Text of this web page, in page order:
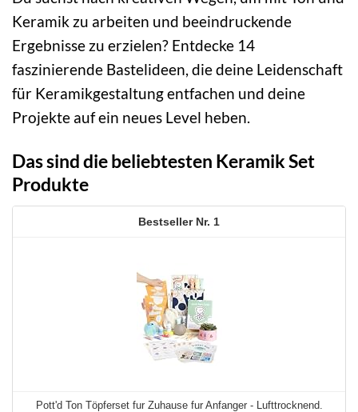
Keramik zu arbeiten und beeindruckende
Ergebnisse zu erzielen? Entdecke 14
faszinierende Bastelideen, die deine Leidenschaft
für Keramikgestaltung entfachen und deine
Projekte auf ein neues Level heben.
Das sind die beliebtesten Keramik Set
Produkte
1
Pott'd Ton Töpferset fur Zuhause fur Anfanger - Lufttrocknend.